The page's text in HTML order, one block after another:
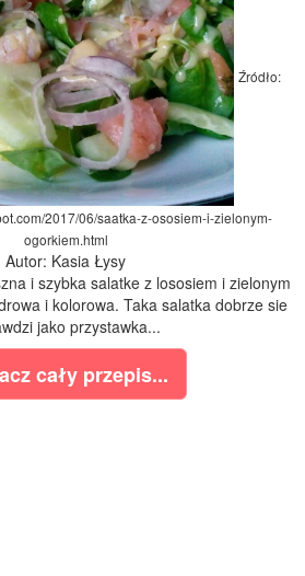
Źródło:
2017/06/saatka-z-ososiem-i-zielonym-
ogorkiem.html
Autor: Kasia Łysy
i szybka salatke z lososiem i zielonym
i kolorowa. Taka salatka dobrze sie
jako przystawka...
cały przepis...